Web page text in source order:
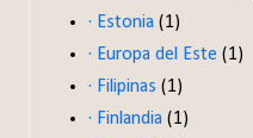
· Estonia (1)
· Europa del Este (1)
· Filipinas (1)
· Finlandia (1)